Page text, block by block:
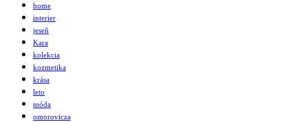
home
interier
jeseň
Kara
kolekcia
kozmetika
krása
leto
móda
omorovicza